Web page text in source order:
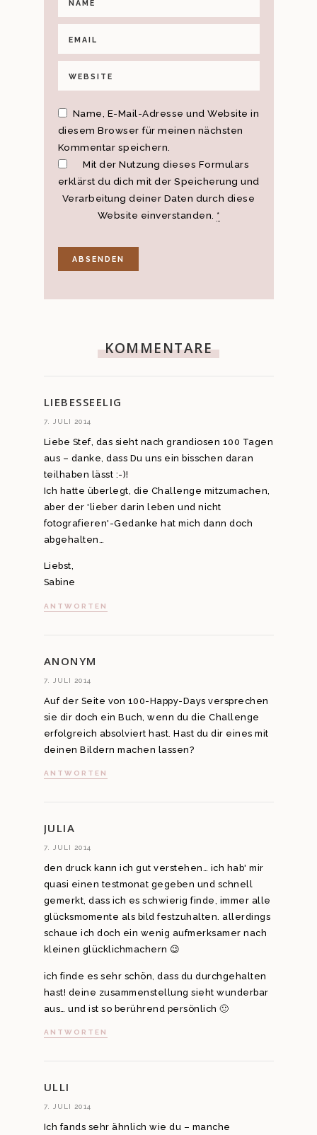
Name, E-Mail-Adresse und Website in
diesem Browser für meinen nächsten
Kommentar speichern.
Mit der Nutzung dieses Formulars
erklärst du dich mit der Speicherung und
Verarbeitung deiner Daten durch diese
Website einverstanden. *
KOMMENTARE
LIEBESSEELIG
7. JULI 2014
Liebe Stef, das sieht nach grandiosen 100 Tagen
aus – danke, dass Du uns ein bisschen daran
teilhaben lässt :-)!
Ich hatte überlegt, die Challenge mitzumachen,
aber der 'lieber darin leben und nicht
fotografieren'-Gedanke hat mich dann doch
abgehalten…
Liebst,
Sabine
ANTWORTEN
ANONYM
7. JULI 2014
Auf der Seite von 100-Happy-Days versprechen
sie dir doch ein Buch, wenn du die Challenge
erfolgreich absolviert hast. Hast du dir eines mit
deinen Bildern machen lassen?
ANTWORTEN
JULIA
7. JULI 2014
den druck kann ich gut verstehen… ich hab' mir
quasi einen testmonat gegeben und schnell
gemerkt, dass ich es schwierig finde, immer alle
glücksmomente als bild festzuhalten. allerdings
schaue ich doch ein wenig aufmerksamer nach
kleinen glücklichmachern 😉
ich finde es sehr schön, dass du durchgehalten
hast! deine zusammenstellung sieht wunderbar
aus… und ist so berührend persönlich 🙂
ANTWORTEN
ULLI
7. JULI 2014
Ich fands sehr ähnlich wie du – manche